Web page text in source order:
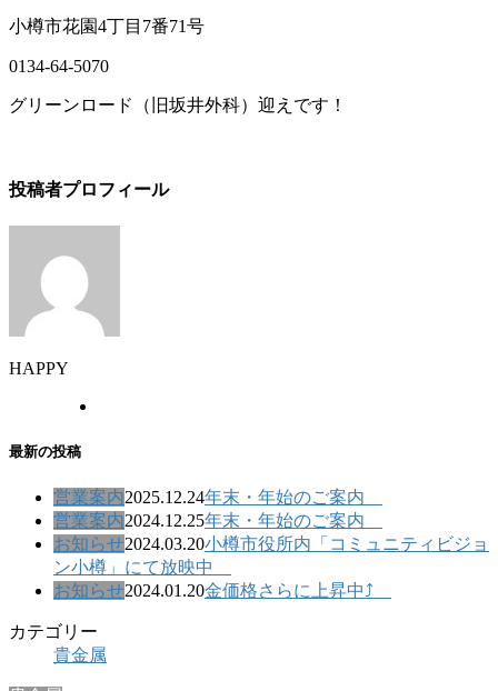
小樽市花園4丁目7番71号
0134-64-5070
グリーンロード（旧坂井外科）迎えです！
投稿者プロフィール
HAPPY
最新の投稿
営業案内2025.12.24年末・年始のご案内
営業案内2024.12.25年末・年始のご案内
お知らせ2024.03.20小樽市役所内「コミュニティビジョ
ン小樽」にて放映中
お知らせ2024.01.20金価格さらに上昇中⤴
カテゴリー
貴金属